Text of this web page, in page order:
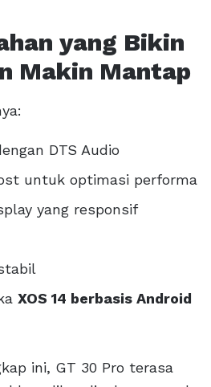
yang Bikin
Makin Mantap
DTS Audio
untuk optimasi performa
yang responsif
XOS 14 berbasis Android
ini, GT 30 Pro terasa